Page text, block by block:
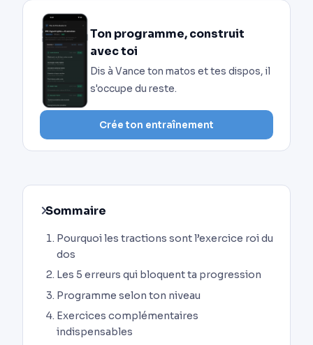
Ton programme, construit
avec toi
Dis à Vance ton matos et tes dispos, il
s'occupe du reste.
Crée ton entraînement
Sommaire
Pourquoi les tractions sont l’exercice roi du
dos
Les 5 erreurs qui bloquent ta progression
Programme selon ton niveau
Exercices complémentaires
indispensables